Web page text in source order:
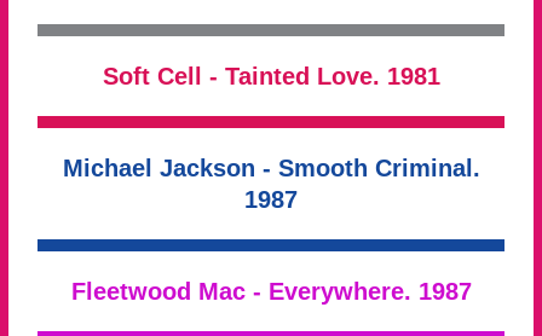
Soft Cell - Tainted Love. 1981
Michael Jackson - Smooth Criminal.
1987
Fleetwood Mac - Everywhere. 1987